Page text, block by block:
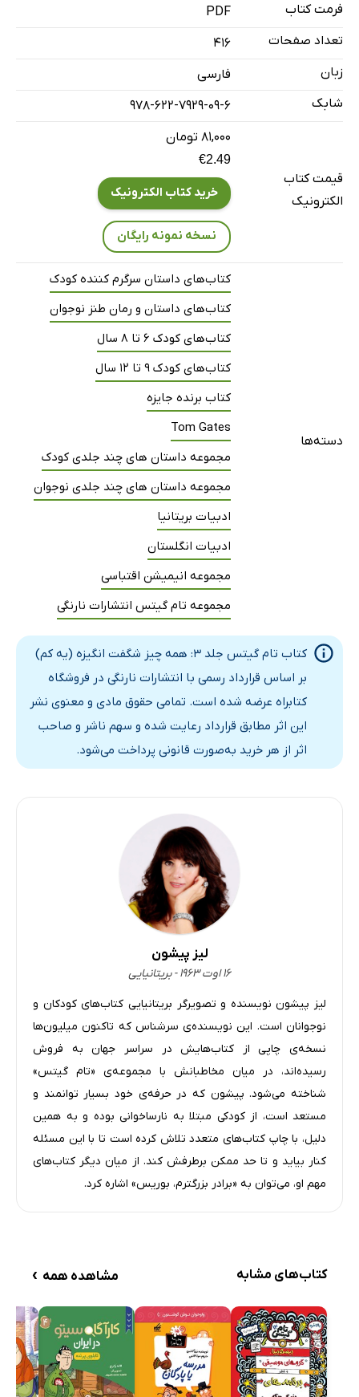
فرمت کتاب
PDF
تعداد صفحات
416
زبان
فارسی
شابک
978-622-7929-09-6
قیمت کتاب
الکترونیک
۸۱,۰۰۰ تومان
€2.49
خرید کتاب الکترونیک
نسخه نمونه رایگان
دسته‌ها
کتاب‌های داستان سرگرم کننده کودک
کتاب‌های داستان و رمان طنز نوجوان
کتاب‌های کودک 6 تا 8 سال
کتاب‌های کودک 9 تا 12 سال
کتاب برنده جایزه
Tom Gates
مجموعه داستان های چند جلدی کودک
مجموعه داستان های چند جلدی نوجوان
ادبیات بریتانیا
ادبیات انگلستان
مجموعه انیمیشن اقتباسی
مجموعه تام گیتس انتشارات نارنگی
کتاب تام گیتس جلد 3: همه چیز شگفت انگیزه (یه کم)
بر اساس قرارداد رسمی با انتشارات نارنگی در فروشگاه
کتابراه عرضه شده است. تمامی حقوق مادی و معنوی نشر
این اثر مطابق قرارداد رعایت شده و سهم ناشر و صاحب
اثر از هر خرید به‌صورت قانونی پرداخت می‌شود.
لیز پیشون
۱۶ اوت ۱۹۶۳ - بریتانیایی
لیز پیشون نویسنده و تصویرگر بریتانیایی کتاب‌های کودکان و
نوجوانان است. این نویسنده‌ی سرشناس که تاکنون میلیون‌ها
نسخه‌ی چاپی از کتاب‌هایش در سراسر جهان به فروش
رسیده‌اند، در میان مخاطبانش با مجموعه‌ی «تام گیتس»
شناخته می‌شود. پیشون که در حرفه‌‌ی خود بسیار توانمند و
مستعد است، از کودکی مبتلا به نارساخوانی بوده و به همین
دلیل، با چاپ کتاب‌های متعدد تلاش کرده است تا با این مسئله
کنار بیاید و تا حد ممکن برطرفش کند. از میان دیگر کتاب‌های
مهم او، می‌توان به «برادر بزرگترم، بوریس» اشاره کرد.
کتاب‌های مشابه مشاهده همه ›